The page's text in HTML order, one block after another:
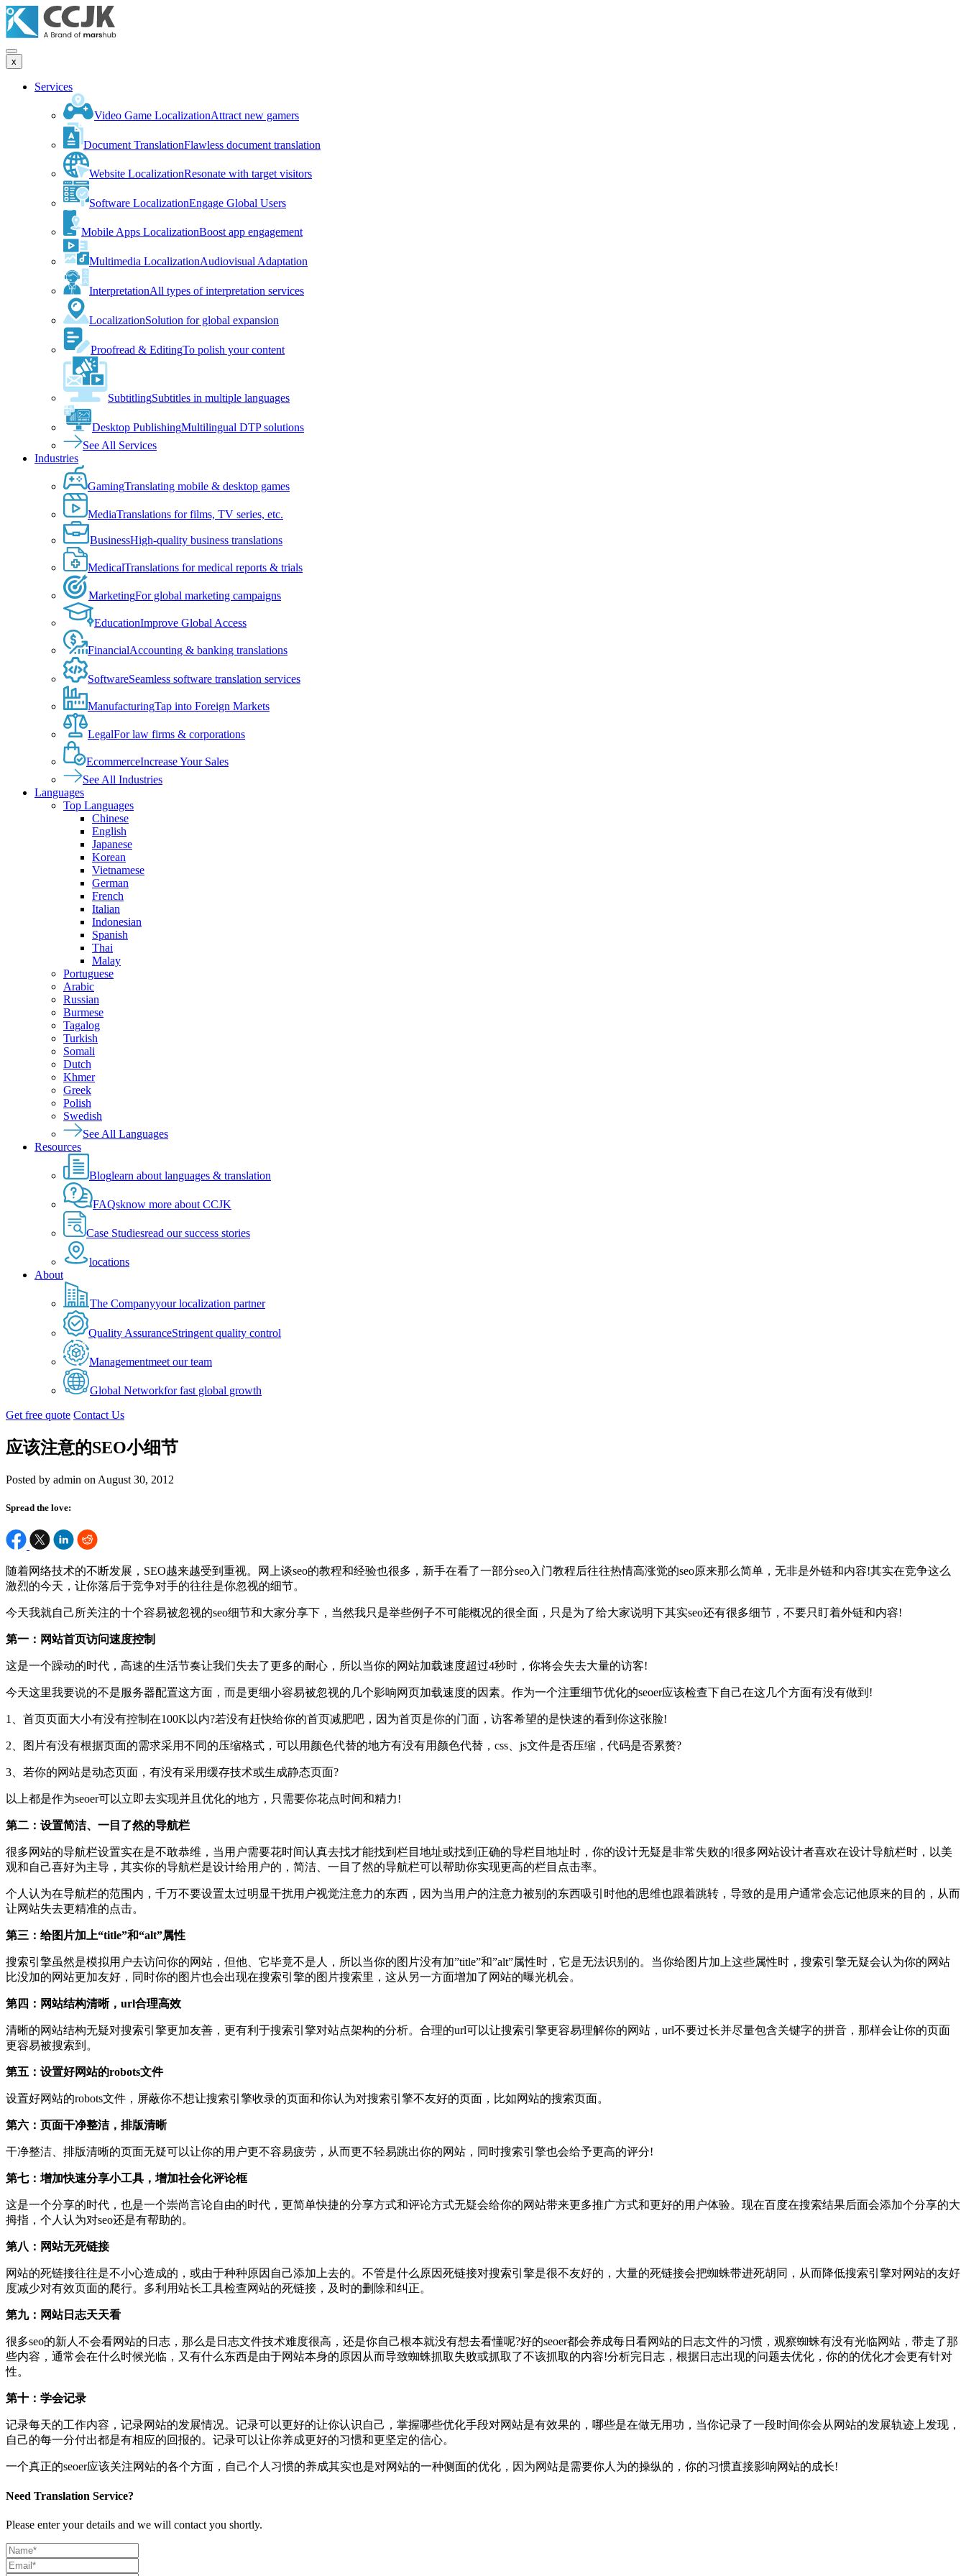
x
Services
Video Game LocalizationAttract new gamers
Document TranslationFlawless document translation
Website LocalizationResonate with target visitors
Software LocalizationEngage Global Users
Mobile Apps LocalizationBoost app engagement
Multimedia LocalizationAudiovisual Adaptation
InterpretationAll types of interpretation services
LocalizationSolution for global expansion
Proofread & EditingTo polish your content
SubtitlingSubtitles in multiple languages
Desktop PublishingMultilingual DTP solutions
See All Services
Industries
GamingTranslating mobile & desktop games
MediaTranslations for films, TV series, etc.
BusinessHigh-quality business translations
MedicalTranslations for medical reports & trials
MarketingFor global marketing campaigns
EducationImprove Global Access
FinancialAccounting & banking translations
SoftwareSeamless software translation services
ManufacturingTap into Foreign Markets
LegalFor law firms & corporations
EcommerceIncrease Your Sales
See All Industries
Languages
Top Languages
Chinese
English
Japanese
Korean
Vietnamese
German
French
Italian
Indonesian
Spanish
Thai
Malay
Portuguese
Arabic
Russian
Burmese
Tagalog
Turkish
Somali
Dutch
Khmer
Greek
Polish
Swedish
See All Languages
Resources
Bloglearn about languages & translation
FAQsknow more about CCJK
Case Studiesread our success stories
locations
About
The Companyyour localization partner
Quality AssuranceStringent quality control
Managementmeet our team
Global Networkfor fast global growth
Get free quote Contact Us
应该注意的SEO小细节
Posted by admin on August 30, 2012
Spread the love:
随着网络技术的不断发展，SEO越来越受到重视。网上谈seo的教程和经验也很多，新手在看了一部分seo入门教程后往往热情高涨觉的seo原来那么简单，无非是外链和内容!其实在竞争这么
激烈的今天，让你落后于竞争对手的往往是你忽视的细节。
今天我就自己所关注的十个容易被忽视的seo细节和大家分享下，当然我只是举些例子不可能概况的很全面，只是为了给大家说明下其实seo还有很多细节，不要只盯着外链和内容!
第一：网站首页访问速度控制
这是一个躁动的时代，高速的生活节奏让我们失去了更多的耐心，所以当你的网站加载速度超过4秒时，你将会失去大量的访客!
今天这里我要说的不是服务器配置这方面，而是更细小容易被忽视的几个影响网页加载速度的因素。作为一个注重细节优化的seoer应该检查下自己在这几个方面有没有做到!
1、首页页面大小有没有控制在100K以内?若没有赶快给你的首页减肥吧，因为首页是你的门面，访客希望的是快速的看到你这张脸!
2、图片有没有根据页面的需求采用不同的压缩格式，可以用颜色代替的地方有没有用颜色代替，css、js文件是否压缩，代码是否累赘?
3、若你的网站是动态页面，有没有采用缓存技术或生成静态页面?
以上都是作为seoer可以立即去实现并且优化的地方，只需要你花点时间和精力!
第二：设置简洁、一目了然的导航栏
很多网站的导航栏设置实在是不敢恭维，当用户需要花时间认真去找才能找到栏目地址或找到正确的导栏目地址时，你的设计无疑是非常失败的!很多网站设计者喜欢在设计导航栏时，以美
观和自己喜好为主导，其实你的导航栏是设计给用户的，简洁、一目了然的导航栏可以帮助你实现更高的栏目点击率。
个人认为在导航栏的范围内，千万不要设置太过明显干扰用户视觉注意力的东西，因为当用户的注意力被别的东西吸引时他的思维也跟着跳转，导致的是用户通常会忘记他原来的目的，从而
让网站失去更精准的点击。
第三：给图片加上“title”和“alt”属性
搜索引擎虽然是模拟用户去访问你的网站，但他、它毕竟不是人，所以当你的图片没有加”title”和”alt”属性时，它是无法识别的。当你给图片加上这些属性时，搜索引擎无疑会认为你的网站
比没加的网站更加友好，同时你的图片也会出现在搜索引擎的图片搜索里，这从另一方面增加了网站的曝光机会。
第四：网站结构清晰，url合理高效
清晰的网站结构无疑对搜索引擎更加友善，更有利于搜索引擎对站点架构的分析。合理的url可以让搜索引擎更容易理解你的网站，url不要过长并尽量包含关键字的拼音，那样会让你的页面
更容易被搜索到。
第五：设置好网站的robots文件
设置好网站的robots文件，屏蔽你不想让搜索引擎收录的页面和你认为对搜索引擎不友好的页面，比如网站的搜索页面。
第六：页面干净整洁，排版清晰
干净整洁、排版清晰的页面无疑可以让你的用户更不容易疲劳，从而更不轻易跳出你的网站，同时搜索引擎也会给予更高的评分!
第七：增加快速分享小工具，增加社会化评论框
这是一个分享的时代，也是一个崇尚言论自由的时代，更简单快捷的分享方式和评论方式无疑会给你的网站带来更多推广方式和更好的用户体验。现在百度在搜索结果后面会添加个分享的大
拇指，个人认为对seo还是有帮助的。
第八：网站无死链接
网站的死链接往往是不小心造成的，或由于种种原因自己添加上去的。不管是什么原因死链接对搜索引擎是很不友好的，大量的死链接会把蜘蛛带进死胡同，从而降低搜索引擎对网站的友好
度减少对有效页面的爬行。多利用站长工具检查网站的死链接，及时的删除和纠正。
第九：网站日志天天看
很多seo的新人不会看网站的日志，那么是日志文件技术难度很高，还是你自己根本就没有想去看懂呢?好的seoer都会养成每日看网站的日志文件的习惯，观察蜘蛛有没有光临网站，带走了那
些内容，通常会在什么时候光临，又有什么东西是由于网站本身的原因从而导致蜘蛛抓取失败或抓取了不该抓取的内容!分析完日志，根据日志出现的问题去优化，你的的优化才会更有针对
性。
第十：学会记录
记录每天的工作内容，记录网站的发展情况。记录可以更好的让你认识自己，掌握哪些优化手段对网站是有效果的，哪些是在做无用功，当你记录了一段时间你会从网站的发展轨迹上发现，
自己的每一分付出都是有相应的回报的。记录可以让你养成更好的习惯和更坚定的信心。
一个真正的seoer应该关注网站的各个方面，自己个人习惯的养成其实也是对网站的一种侧面的优化，因为网站是需要你人为的操纵的，你的习惯直接影响网站的成长!
Need Translation Service?
Please enter your details and we will contact you shortly.